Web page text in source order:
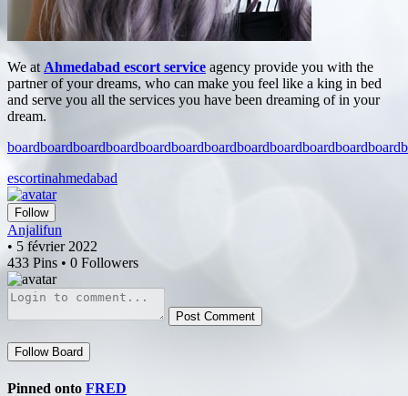
We at Ahmedabad escort service agency provide you with the
partner of your dreams, who can make you feel like a king in bed
and serve you all the services you have been dreaming of in your
dream.
boardboardboardboardboardboardboardboardboardboardboardboard
escortinahmedabad
Follow
Anjalifun
• 5 février 2022
433 Pins • 0 Followers
Post Comment
Follow Board
Pinned onto FRED